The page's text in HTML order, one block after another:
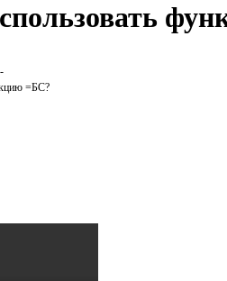
-
=БС?